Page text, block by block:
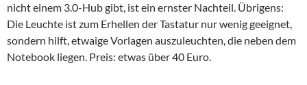
nicht einem 3.0-Hub gibt, ist ein ernster Nachteil. Übrigens:
Die Leuchte ist zum Erhellen der Tastatur nur wenig geeignet,
sondern hilft, etwaige Vorlagen auszuleuchten, die neben dem
Notebook liegen. Preis: etwas über 40 Euro.